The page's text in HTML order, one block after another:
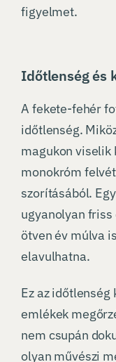
figyelmet.
Időtlenség és
A fekete-fehér
időtlenség.
magukon viselik
monokróm
szorításából.
ugyanolyan friss
ötven év múlva
elavulhatna.
Ez az időtlenség
emlékek
nem csupán
olyan művészi